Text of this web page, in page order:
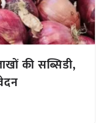
की सब्सिडी,